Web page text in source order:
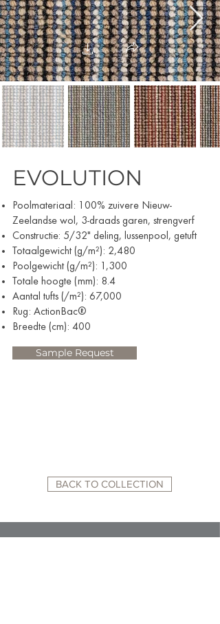
EVOLUTION
Poolmateriaal: 100% zuivere Nieuw-
Zeelandse wol, 3-draads garen, strengverf
Constructie: 5/32" deling, lussenpool, getuft
Totaalgewicht (g/m²): 2,480
Poolgewicht (g/m²): 1,300
Totale hoogte (mm): 8.4
Aantal tufts (/m²): 67,000
Rug: ActionBac®
Breedte (cm): 400
Sample Request
BACK TO COLLECTION